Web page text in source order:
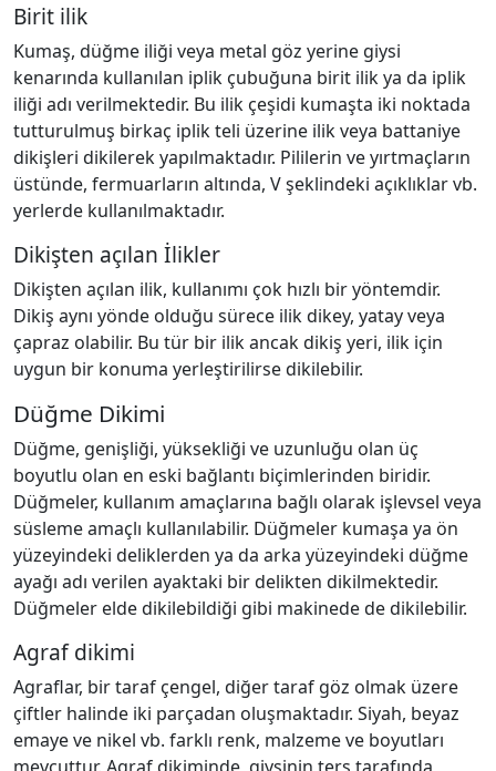
Birit ilik
Kumaş, düğme iliği veya metal göz yerine giysi
kenarında kullanılan iplik çubuğuna birit ilik ya da iplik
iliği adı verilmektedir. Bu ilik çeşidi kumaşta iki noktada
tutturulmuş birkaç iplik teli üzerine ilik veya battaniye
dikişleri dikilerek yapılmaktadır. Pililerin ve yırtmaçların
üstünde, fermuarların altında, V şeklindeki açıklıklar vb.
yerlerde kullanılmaktadır.
Dikişten açılan İlikler
Dikişten açılan ilik, kullanımı çok hızlı bir yöntemdir.
Dikiş aynı yönde olduğu sürece ilik dikey, yatay veya
çapraz olabilir. Bu tür bir ilik ancak dikiş yeri, ilik için
uygun bir konuma yerleştirilirse dikilebilir.
Düğme Dikimi
Düğme, genişliği, yüksekliği ve uzunluğu olan üç
boyutlu olan en eski bağlantı biçimlerinden biridir.
Düğmeler, kullanım amaçlarına bağlı olarak işlevsel veya
süsleme amaçlı kullanılabilir. Düğmeler kumaşa ya ön
yüzeyindeki deliklerden ya da arka yüzeyindeki düğme
ayağı adı verilen ayaktaki bir delikten dikilmektedir.
Düğmeler elde dikilebildiği gibi makinede de dikilebilir.
Agraf dikimi
Agraflar, bir taraf çengel, diğer taraf göz olmak üzere
çiftler halinde iki parçadan oluşmaktadır. Siyah, beyaz
emaye ve nikel vb. farklı renk, malzeme ve boyutları